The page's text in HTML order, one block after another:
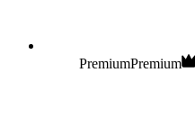
PremiumPremium